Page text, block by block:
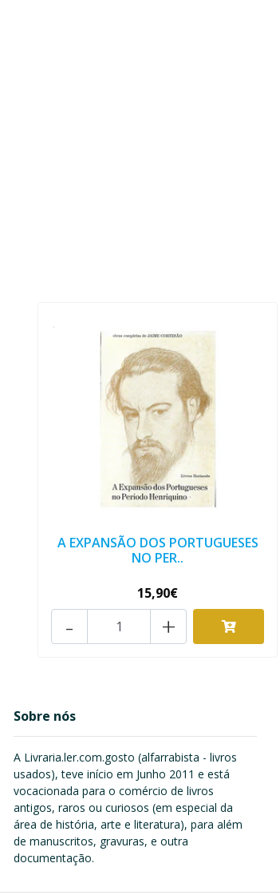
A EXPANSÃO DOS PORTUGUESES
NO PER..
15,90€
+
-
Sobre nós
A Livraria.ler.com.gosto (alfarrabista - livros
usados), teve início em Junho 2011 e está
vocacionada para o comércio de livros
antigos, raros ou curiosos (em especial da
área de história, arte e literatura), para além
de manuscritos, gravuras, e outra
documentação.